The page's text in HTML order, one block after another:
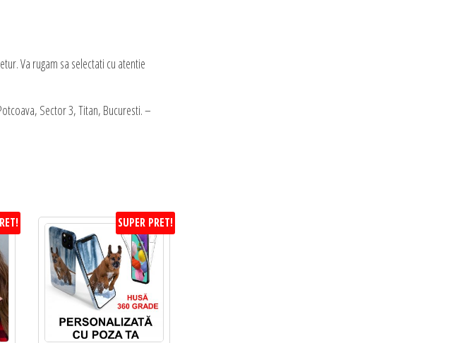
Va rugam sa selectati cu atentie
Sector 3, Titan, Bucuresti. –
SUPER PRET!